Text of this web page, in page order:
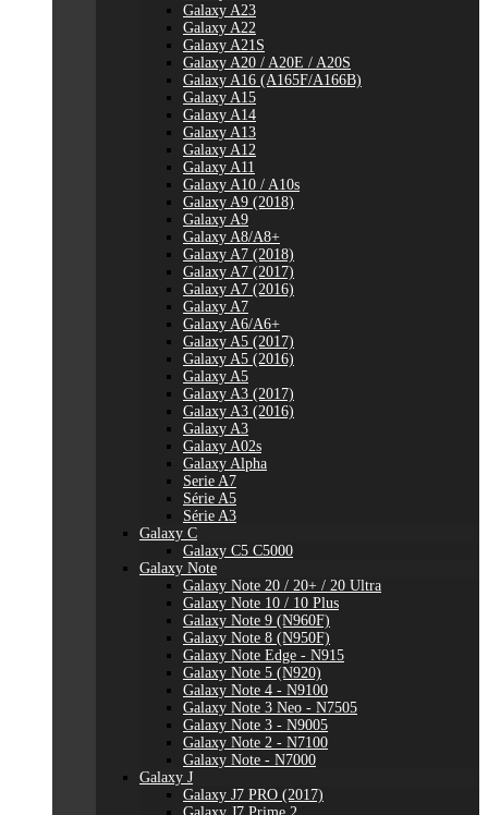
Galaxy A23
Galaxy A22
Galaxy A21S
Galaxy A20 / A20E / A20S
Galaxy A16 (A165F/A166B)
Galaxy A15
Galaxy A14
Galaxy A13
Galaxy A12
Galaxy A11
Galaxy A10 / A10s
Galaxy A9 (2018)
Galaxy A9
Galaxy A8/A8+
Galaxy A7 (2018)
Galaxy A7 (2017)
Galaxy A7 (2016)
Galaxy A7
Galaxy A6/A6+
Galaxy A5 (2017)
Galaxy A5 (2016)
Galaxy A5
Galaxy A3 (2017)
Galaxy A3 (2016)
Galaxy A3
Galaxy A02s
Galaxy Alpha
Serie A7
Série A5
Série A3
Galaxy C
Galaxy C5 C5000
Galaxy Note
Galaxy Note 20 / 20+ / 20 Ultra
Galaxy Note 10 / 10 Plus
Galaxy Note 9 (N960F)
Galaxy Note 8 (N950F)
Galaxy Note Edge - N915
Galaxy Note 5 (N920)
Galaxy Note 4 - N9100
Galaxy Note 3 Neo - N7505
Galaxy Note 3 - N9005
Galaxy Note 2 - N7100
Galaxy Note - N7000
Galaxy J
Galaxy J7 PRO (2017)